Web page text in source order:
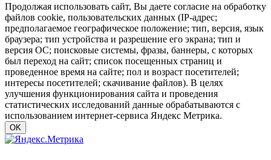
Продолжая использовать сайт, Вы даете согласие на обработку
файлов cookie, пользовательских данных (IP-адрес;
предполагаемое географическое положение; тип, версия, язык
браузера; тип устройства и разрешение его экрана; тип и
версия ОС; поисковые системы, фразы, баннеры, с которых
был переход на сайт; список посещенных страниц и
проведенное время на сайте; пол и возраст посетителей;
интересы посетителей; скачивание файлов). В целях
улучшения функционирования сайта и проведения
статистических исследований данные обрабатываются с
использованием интернет-сервиса Яндекс Метрика.
OK